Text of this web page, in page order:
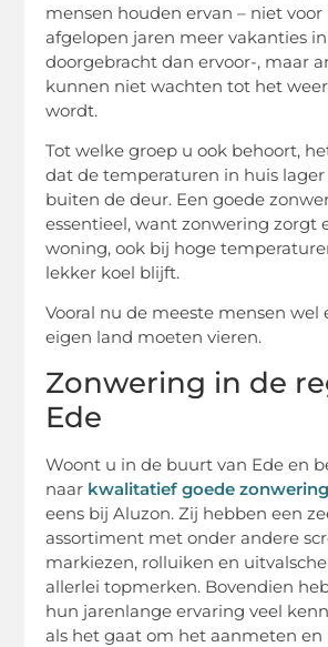
mensen houden ervan – niet voor
afgelopen jaren meer vakanties
doorgebracht dan ervoor-, maar
kunnen niet wachten tot het
wordt.
Tot welke groep u ook behoort,
dat de temperaturen in huis
buiten de deur. Een goede
essentieel, want zonwering zorgt
woning, ook bij hoge
lekker koel blijft.
Vooral nu de meeste mensen wel
eigen land moeten vieren.
Zonwering in de
Ede
Woont u in de buurt van Ede en
naar kwalitatief goede
eens bij Aluzon. Zij hebben een
assortiment met onder andere
markiezen, rolluiken en
allerlei topmerken. Bovendien
hun jarenlange ervaring veel
als het gaat om het aanmeten